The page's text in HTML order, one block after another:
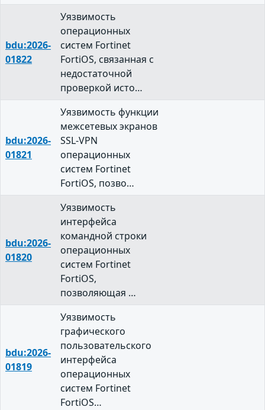
bdu:2026-
01822
Уязвимость
операционных
систем Fortinet
FortiOS, связанная с
недостаточной
проверкой исто…
bdu:2026-
01821
Уязвимость функции
межсетевых экранов
SSL-VPN
операционных
систем Fortinet
FortiOS, позво…
bdu:2026-
01820
Уязвимость
интерфейса
командной строки
операционных
систем Fortinet
FortiOS,
позволяющая …
bdu:2026-
01819
Уязвимость
графического
пользовательского
интерфейса
операционных
систем Fortinet
FortiOS…